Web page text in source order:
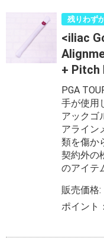
残りわず
<iliac
+ Pitch
PGA
手が使用
アックゴ
アライン
類を傷か
契約外の
のアイテ
販売価格:
ポイント：